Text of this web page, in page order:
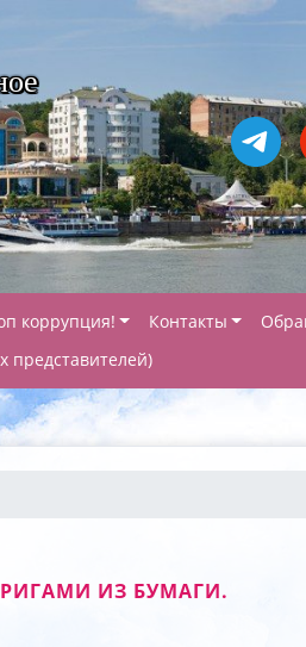
коррупция! Контакты
представителей)
ИЗ БУМАГИ.